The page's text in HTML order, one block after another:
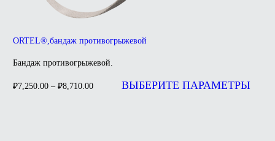
ORTEL®,бандаж противогрыжевой
Бандаж противогрыжевой.
₽7,250.00 – ₽8,710.00 ВЫБЕРИТЕ ПАРАМЕТРЫ